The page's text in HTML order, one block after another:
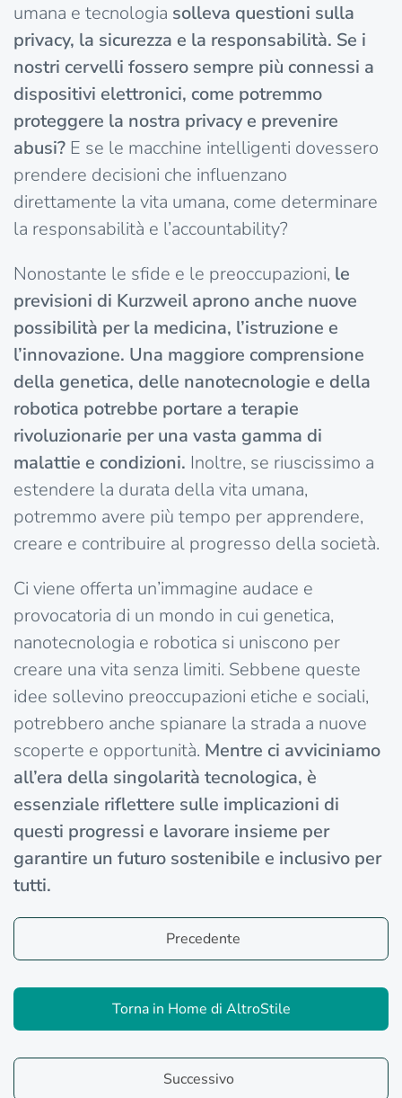
umana e tecnologia solleva questioni sulla
privacy, la sicurezza e la responsabilità. Se i
nostri cervelli fossero sempre più connessi a
dispositivi elettronici, come potremmo
proteggere la nostra privacy e prevenire
abusi? E se le macchine intelligenti dovessero
prendere decisioni che influenzano
direttamente la vita umana, come determinare
la responsabilità e l’accountability?
Nonostante le sfide e le preoccupazioni, le
previsioni di Kurzweil aprono anche nuove
possibilità per la medicina, l’istruzione e
l’innovazione. Una maggiore comprensione
della genetica, delle nanotecnologie e della
robotica potrebbe portare a terapie
rivoluzionarie per una vasta gamma di
malattie e condizioni. Inoltre, se riuscissimo a
estendere la durata della vita umana,
potremmo avere più tempo per apprendere,
creare e contribuire al progresso della società.
Ci viene offerta un’immagine audace e
provocatoria di un mondo in cui genetica,
nanotecnologia e robotica si uniscono per
creare una vita senza limiti. Sebbene queste
idee sollevino preoccupazioni etiche e sociali,
potrebbero anche spianare la strada a nuove
scoperte e opportunità. Mentre ci avviciniamo
all’era della singolarità tecnologica, è
essenziale riflettere sulle implicazioni di
questi progressi e lavorare insieme per
garantire un futuro sostenibile e inclusivo per
tutti.
Precedente
Torna in Home di AltroStile
Successivo